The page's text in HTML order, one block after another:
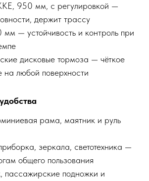
950 мм, с регулировкой —
держит трассу
— устойчивость и контроль при
дисковые тормоза — чёткое
на любой поверхности
рама, маятник и руль
зеркала, светотехника —
общего пользования
пассажирские подножки и